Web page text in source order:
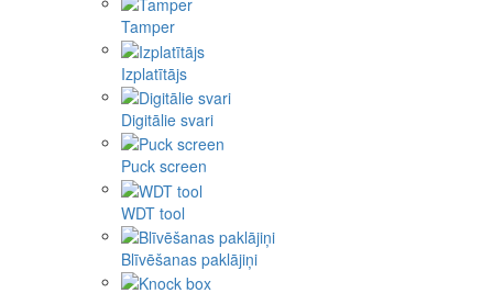
Tamper
Izplatītājs
Digitālie svari
Puck screen
WDT tool
Blīvēšanas paklājiņi